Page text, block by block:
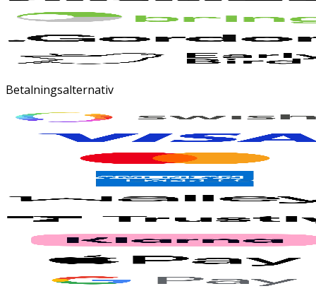
Betalningsalternativ